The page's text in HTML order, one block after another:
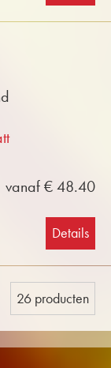
vanaf € 48.40
Details
26 producten